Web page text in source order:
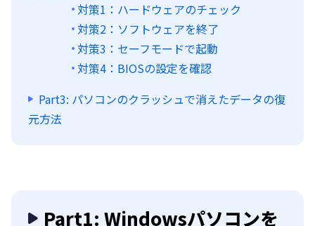
対策1：ハードウェアのチェック
対策2：ソフトウェアを終了
対策3：セーフモードで起動
対策4：BIOSの設定を確認
Part3: パソコンのクラッシュで消えたデータの復
元方法
Part1: Windowsパソコンを